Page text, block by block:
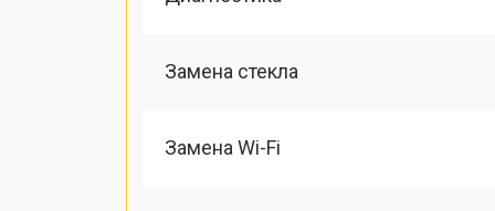
Замена стекла
Замена Wi-Fi